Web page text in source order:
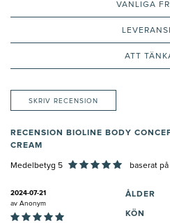
VANLIGA
ATT
SKRIV RECENSION
RECENSION BIOLINE BODY
CREAM
Medelbetyg 5 baserat på
2024-07-21
av Anonym
ÅLDER
KÖN